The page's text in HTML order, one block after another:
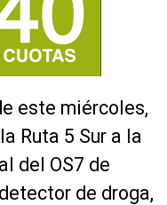
este miércoles,
Ruta 5 Sur a la
del OS7 de
de droga,